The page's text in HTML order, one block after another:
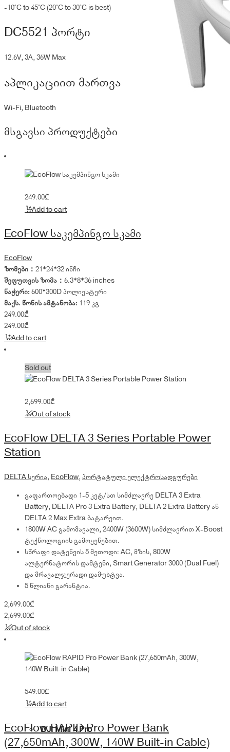
DJI Mini 4 Pro
-10°C to 45°C (20°C to 30°C is best)
DC5521 პორტი
12.6V, 3A, 36W Max
აპლიკაციით მართვა
Wi-Fi, Bluetooth
მსგავსი პროდუქტები
249.00₾
Add to cart
EcoFlow საკემპინგო სკამი
EcoFlow
ზომები： 21*24*32 ინჩი
შეფუთვის ზომა： 6.3*8*36 inches
ნაჭერი: 600*300D პოლიესტერი
მაქს. წონის ამტანობა: 119 კგ
249.00₾
249.00₾
Add to cart
Sold out
2,699.00₾
Out of stock
EcoFlow DELTA 3 Series Portable Power
Station
DELTA სერია, EcoFlow, პორტატული ელექტროსადგურები
გაფართოებადი 1-5 კვტ/სთ სიმძლავრე DELTA 3 Extra
Battery, DELTA Pro 3 Extra Battery, DELTA 2 Extra Battery ან
DELTA 2 Max Extra ბატარეით.
1800W AC გამომავალი, 2400W (3600W) სიმძლავრით X-Boost
ტექნოლოგიის გამოყენებით.
სწრაფი დატენვის 5 მეთოდი: AC, მზის, 800W
ალტერნატორის დამტენი, Smart Generator 3000 (Dual Fuel)
და მრავალჯერადი დამუხტვა.
5 წლიანი გარანტია.
2,699.00₾
2,699.00₾
Out of stock
549.00₾
Add to cart
EcoFlow RAPID Pro Power Bank
(27,650mAh, 300W, 140W Built-in Cable)